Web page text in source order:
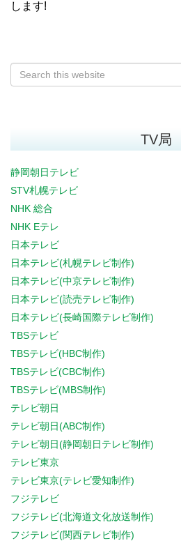
します!
TV局
静岡朝日テレビ
STV札幌テレビ
NHK 総合
NHK Eテレ
日本テレビ
日本テレビ(札幌テレビ制作)
日本テレビ(中京テレビ制作)
日本テレビ(読売テレビ制作)
日本テレビ(長崎国際テレビ制作)
TBSテレビ
TBSテレビ(HBC制作)
TBSテレビ(CBC制作)
TBSテレビ(MBS制作)
テレビ朝日
テレビ朝日(ABC制作)
テレビ朝日(静岡朝日テレビ制作)
テレビ東京
テレビ東京(テレビ愛知制作)
フジテレビ
フジテレビ(北海道文化放送制作)
フジテレビ(関西テレビ制作)